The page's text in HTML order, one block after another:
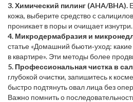
поверхность.
3. Химический пилинг (AHA/BHA).
кожа, выберите средство с
проникает в поры и очищает
оставьте 5‑10 минут, смойте.
4. Микродермабразия и
статье «Домашний бьюти‑уход:
в квартире». Эти методы более
выполнять под контролем
комплексе можно использовать
микросферками.
5. Профессиональная чистка в
глубокой очистки, запишитесь к
быстро подтянуть овал лица без
упоминается, что профессионалы
Важно помнить о